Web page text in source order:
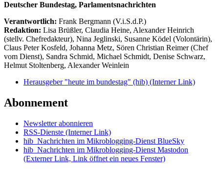
Deutscher Bundestag, Parlamentsnachrichten
Verantwortlich: Frank Bergmann (V.i.S.d.P.)
Redaktion: Lisa Brüßler, Claudia Heine, Alexander Heinrich
(stellv. Chefredakteur), Nina Jeglinski, Susanne Ködel (Volontärin),
Claus Peter Kosfeld, Johanna Metz, Sören Christian Reimer (Chef
vom Dienst), Sandra Schmid, Michael Schmidt, Denise Schwarz,
Helmut Stoltenberg, Alexander Weinlein
Herausgeber "heute im bundestag" (hib) (Interner Link)
Abonnement
Newsletter abonnieren
RSS-Dienste (Interner Link)
hib_Nachrichten im Mikroblogging-Dienst BlueSky
hib_Nachrichten im Mikroblogging-Dienst Mastodon
(Externer Link, Link öffnet ein neues Fenster)